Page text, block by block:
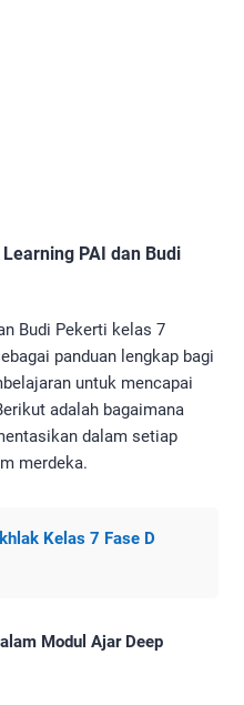
PAI dan Budi
Budi Pekerti kelas 7
panduan lengkap bagi
untuk mencapai
adalah bagaimana
dalam setiap
merdeka.
Kelas 7 Fase D
Modul Ajar Deep